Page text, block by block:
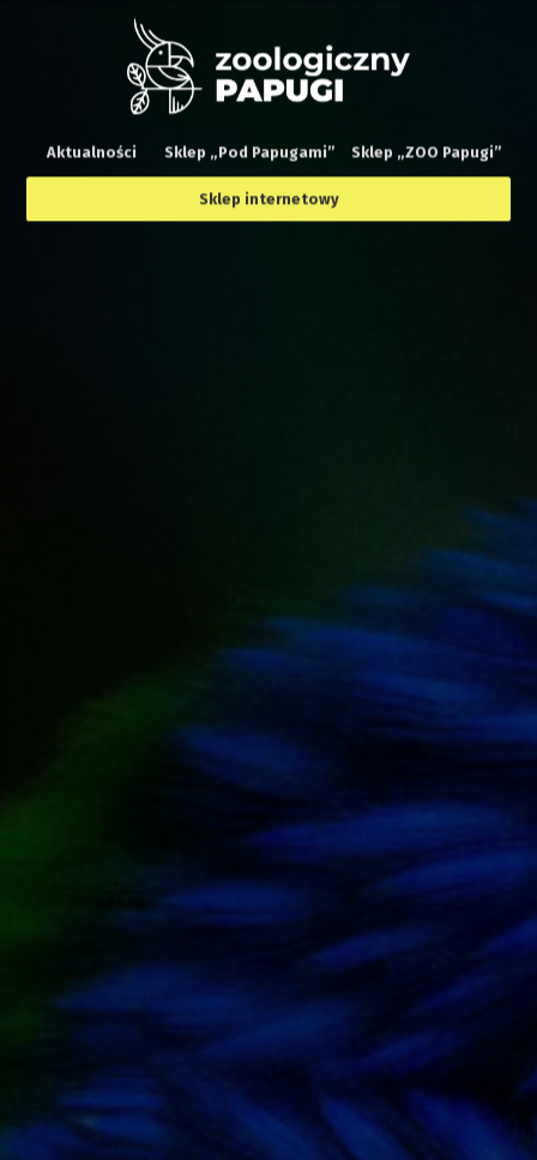
Aktualności Sklep „Pod Papugami” Sklep „ZOO Papugi”
Sklep internetowy